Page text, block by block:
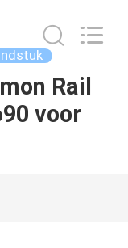
Rail
voor